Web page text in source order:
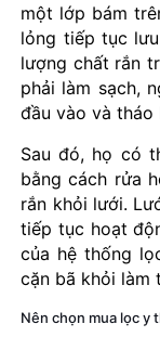
một lớp bám
lỏng tiếp tục
lượng chất rắn
phải làm sạch,
đầu vào và
Sau đó, họ có
bằng cách rửa
rắn khỏi lưới.
tiếp tục hoạt
của hệ thống
cặn bã khỏi làm
Nên chọn mua lọc y